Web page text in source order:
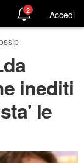
2 Accedi
inediti
le